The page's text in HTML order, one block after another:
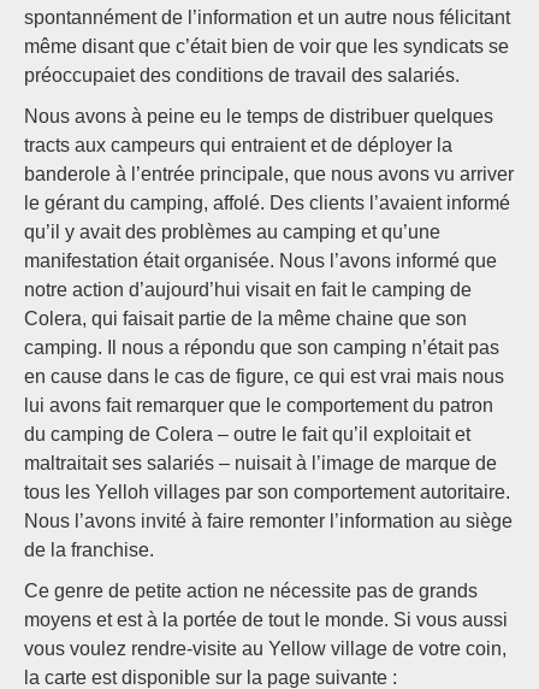
spontannément de l’information et un autre nous félicitant
même disant que c’était bien de voir que les syndicats se
préoccupaiet des conditions de travail des salariés.
Nous avons à peine eu le temps de distribuer quelques
tracts aux campeurs qui entraient et de déployer la
banderole à l’entrée principale, que nous avons vu arriver
le gérant du camping, affolé. Des clients l’avaient informé
qu’il y avait des problèmes au camping et qu’une
manifestation était organisée. Nous l’avons informé que
notre action d’aujourd’hui visait en fait le camping de
Colera, qui faisait partie de la même chaine que son
camping. Il nous a répondu que son camping n’était pas
en cause dans le cas de figure, ce qui est vrai mais nous
lui avons fait remarquer que le comportement du patron
du camping de Colera – outre le fait qu’il exploitait et
maltraitait ses salariés – nuisait à l’image de marque de
tous les Yelloh villages par son comportement autoritaire.
Nous l’avons invité à faire remonter l’information au siège
de la franchise.
Ce genre de petite action ne nécessite pas de grands
moyens et est à la portée de tout le monde. Si vous aussi
vous voulez rendre-visite au Yellow village de votre coin,
la carte est disponible sur la page suivante :